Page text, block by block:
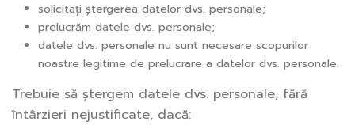
solicitați ștergerea datelor dvs. personale;
prelucrăm datele dvs. personale;
datele dvs. personale nu sunt necesare scopurilor
noastre legitime de prelucrare a datelor dvs. personale.
Trebuie să ștergem datele dvs. personale, fără
întârzieri nejustificate, dacă: